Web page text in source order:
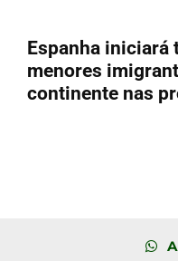
Espanha iniciará
menores
continente nas